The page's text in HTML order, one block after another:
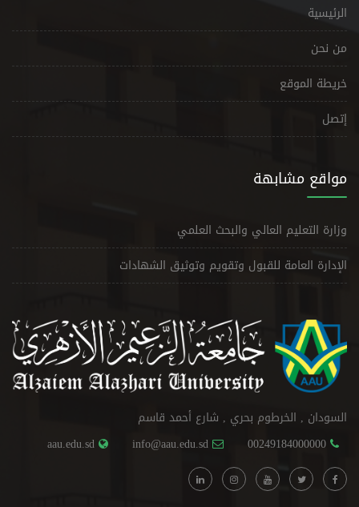
الرئيسية
من نحن
خريطة الموقع
إتصل
مواقع مشابهة
وزارة التعليم العالي والبحث العلمي
الإدارة العامة للقبول وتقويم وتوثيق الشهادات
السودان , الخرطوم بحري , شارع أحمد قاسم
00249184000000
info@aau.edu.sd
aau.edu.sd